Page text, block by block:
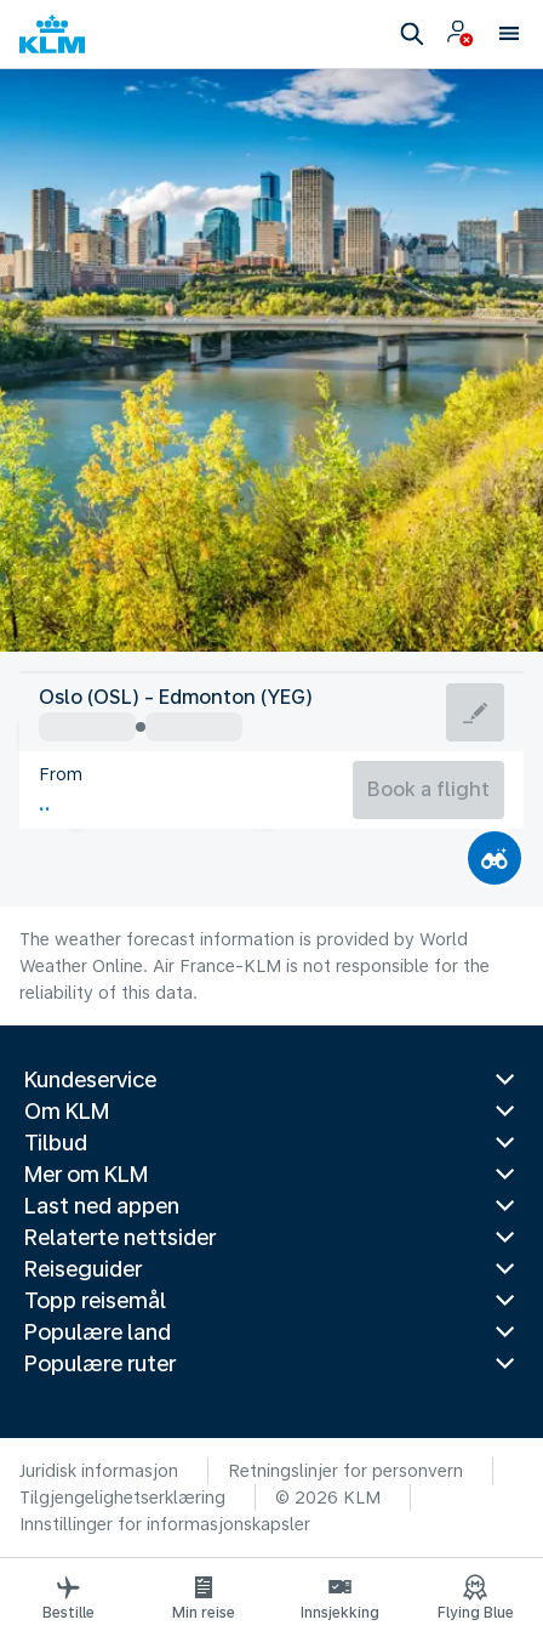
Canada
Edmonton
Canada
Flight time
Oslo (OSL) - Edmonton (YEG)
From
Book a flight
The weather forecast information is provided by World
Weather Online. Air France-KLM is not responsible for the
reliability of this data.
Kundeservice
Om KLM
Tilbud
Mer om KLM
Last ned appen
Relaterte nettsider
Reiseguider
Topp reisemål
Populære land
Populære ruter
Juridisk informasjon
Retningslinjer for personvern
Tilgjengelighetserklæring
© 2026 KLM
Innstillinger for informasjonskapsler
Bestille Min reise Innsjekking Flying Blue